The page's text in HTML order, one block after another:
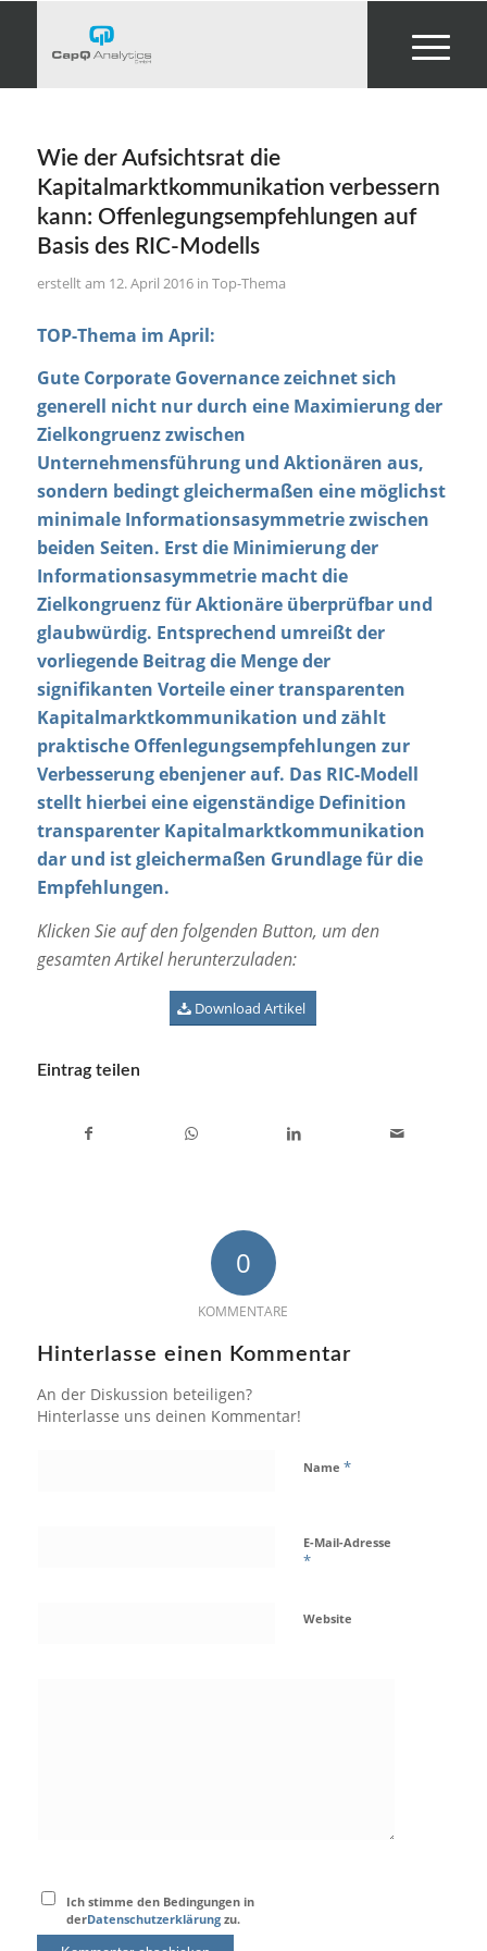
Wie der Aufsichtsrat die
Kapitalmarktkommunikation verbessern
kann: Offenlegungsempfehlungen auf
Basis des RIC-Modells
12. April 2016 in Top-Thema
TOP-Thema im April:
Gute Corporate Governance zeichnet sich
generell nicht nur durch eine Maximierung der
Zielkongruenz zwischen
Unternehmensführung und Aktionären aus,
sondern bedingt gleichermaßen eine möglichst
minimale Informationsasymmetrie zwischen
beiden Seiten. Erst die Minimierung der
Informationsasymmetrie macht die
Zielkongruenz für Aktionäre überprüfbar und
glaubwürdig. Entsprechend umreißt der
vorliegende Beitrag die Menge der
signifikanten Vorteile einer transparenten
Kapitalmarktkommunikation und zählt
praktische Offenlegungsempfehlungen zur
Verbesserung ebenjener auf. Das RIC-Modell
stellt hierbei eine eigenständige Definition
transparenter Kapitalmarktkommunikation
dar und ist gleichermaßen Grundlage für die
Empfehlungen.
Klicken Sie auf den folgenden Button, um den
gesamten Artikel herunterzuladen:
Download Artikel
Eintrag teilen
0
KOMMENTARE
Hinterlasse einen Kommentar
An der Diskussion beteiligen?
Hinterlasse uns deinen Kommentar!
Name *
E-Mail-Adresse
*
Website
Ich stimme den Bedingungen in
derDatenschutzerklärung zu.